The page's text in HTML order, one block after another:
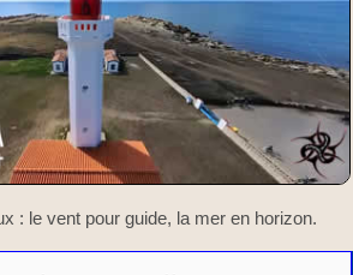
: le vent pour guide, la mer en horizon.